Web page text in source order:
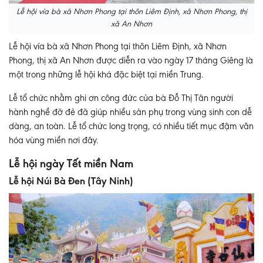
Lễ hội vía bà xã Nhơn Phong tại thôn Liêm Định, xã Nhơn Phong, thị
xã An Nhơn
Lễ hội vía bà xã Nhơn Phong tại thôn Liêm Định, xã Nhơn
Phong, thị xã An Nhơn được diễn ra vào ngày 17 tháng Giêng là
một trong những lễ hội khá đặc biệt tại miền Trung.
Lễ tổ chức nhằm ghi ơn công đức của bà Đỗ Thị Tân người
hành nghề đỡ đẻ đã giúp nhiều sản phụ trong vùng sinh con dễ
dàng, an toàn. Lễ tổ chức long trọng, có nhiều tiết mục đậm văn
hóa vùng miền nơi đây.
Lễ hội ngày Tết miền Nam
Lễ hội Núi Bà Đen (Tây Ninh)